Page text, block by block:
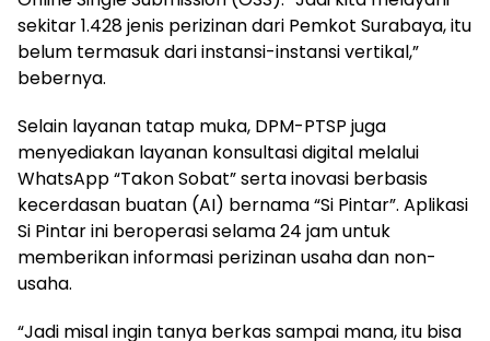
sekitar 1.428 jenis perizinan dari Pemkot Surabaya, itu
belum termasuk dari instansi-instansi vertikal,”
bebernya.
Selain layanan tatap muka, DPM-PTSP juga
menyediakan layanan konsultasi digital melalui
WhatsApp “Takon Sobat” serta inovasi berbasis
kecerdasan buatan (AI) bernama “Si Pintar”. Aplikasi
Si Pintar ini beroperasi selama 24 jam untuk
memberikan informasi perizinan usaha dan non-
usaha.
“Jadi misal ingin tanya berkas sampai mana, itu bisa